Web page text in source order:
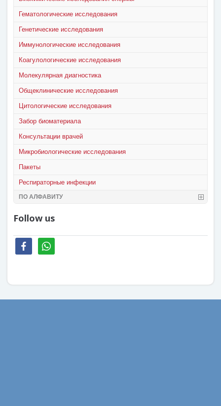
Гематологические исследования
Генетические исследования
Иммунологические исследования
Коагулологические исследования
Молекулярная диагностика
Общеклинические исследования
Цитологические исследования
Забор биоматериала
Консультации врачей
Микробиологические исследования
Пакеты
Респираторные инфекции
ПО АЛФАВИТУ
Follow us
facebookwhatsapp